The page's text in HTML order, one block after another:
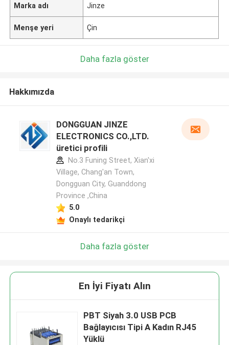
Marka adı Jinze
Menşe yeri Çin
Daha fazla göster
Hakkımızda
DONGGUAN JINZE
ELECTRONICS CO.,LTD.
üretici profili
No.3 Funing Street, Xian'xi
Village, Chang'an Town,
Dongguan City, Guanddong
Province ,China
5.0
Onaylı tedarikçi
Daha fazla göster
En İyi Fiyatı Alın
PBT Siyah 3.0 USB PCB
Bağlayıcısı Tipi A Kadın RJ45
Yüklü